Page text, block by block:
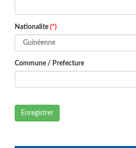
Nationalite (*)
Commune / Prefecture
Enregistrer